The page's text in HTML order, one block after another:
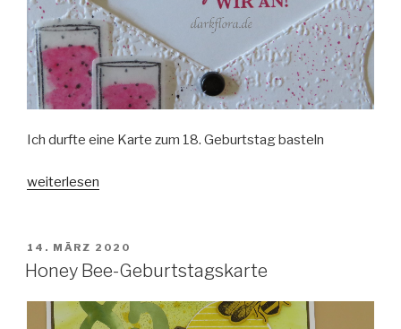
Ich durfte eine Karte zum 18. Geburtstag basteln
„Der
zum
18.
weiterlesen
VERÖFFENTLICHT
AM
14. MÄRZ 2020
Honey Bee-Geburtstagskarte